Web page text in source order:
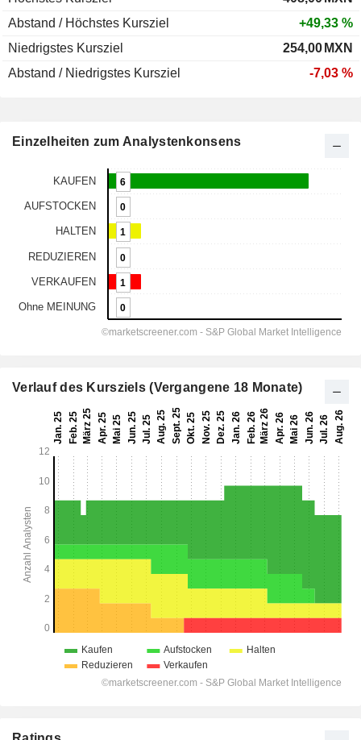
Abstand / Höchstes Kursziel
+49,33 %
Niedrigstes Kursziel
254,00 MXN
Abstand / Niedrigstes Kursziel
-7,03 %
Einzelheiten zum Analystenkonsens
Verlauf des Kursziels (Vergangene 18 Monate)